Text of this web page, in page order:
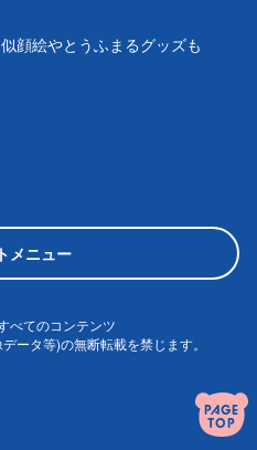
PAGE
TOP
顔絵やとうふまるグッズも
メニュー
べてのコンテンツ
ータ等)の無断転載を禁じます。